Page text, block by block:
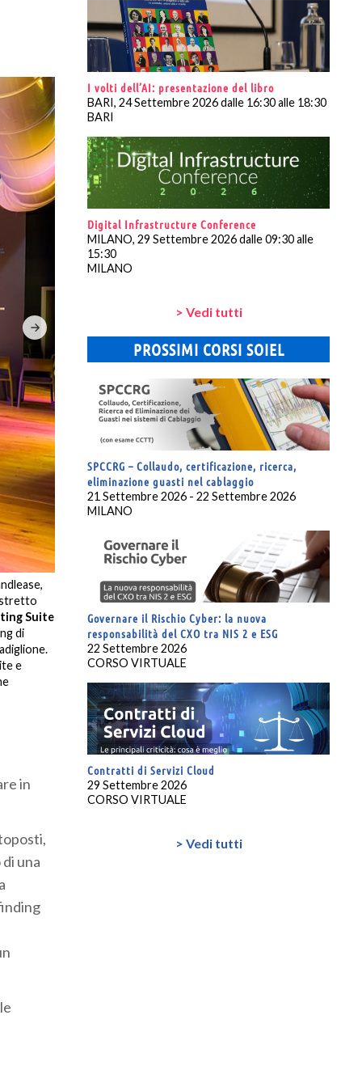
Suite
di
e
Designtech Hub, MIND – Milano Innovation
che di MIND è lo sviluppatore privato e Designtech, l’hub
dell’innovazione. Oltre a progettare l’interior design per
Lendlease– come la reception, la cucina e una sala
Designtech, e selezionato e coordinato, insieme ad Hi
Al progetto hanno collaborato anche altri due brand del
studiato le soluzioni grafiche che si integrano con il
parametrica di una superficie con proprietà acustiche
in
una
I volti dell’AI: presentazione del libro
BARI, 24 Settembre 2026 dalle 16:30 alle 18:30
BARI
Digital Infrastructure Conference
MILANO, 29 Settembre 2026 dalle 09:30 alle
15:30
MILANO
> Vedi tutti
PROSSIMI CORSI SOIEL
SPCCRG – Collaudo, certificazione, ricerca,
eliminazione guasti nel cablaggio
21 Settembre 2026 - 22 Settembre 2026
MILANO
Governare il Rischio Cyber: la nuova
responsabilità del CXO tra NIS 2 e ESG
22 Settembre 2026
CORSO VIRTUALE
Contratti di Servizi Cloud
29 Settembre 2026
CORSO VIRTUALE
> Vedi tutti